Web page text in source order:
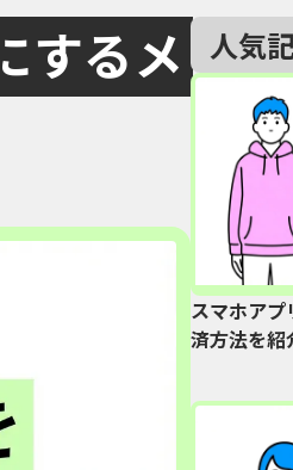
するメ 人気
スマホア
済方法を紹